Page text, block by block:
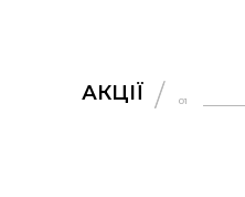
01
АКЦІЇ